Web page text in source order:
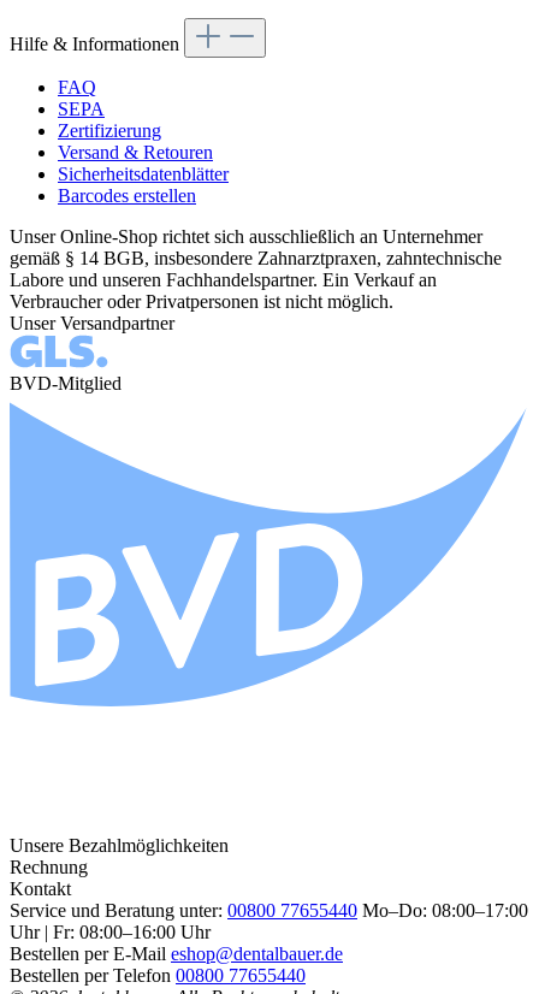
Hilfe & Informationen
FAQ
SEPA
Zertifizierung
Versand & Retouren
Sicherheitsdatenblätter
Barcodes erstellen
Unser Online-Shop richtet sich ausschließlich an Unternehmer
gemäß § 14 BGB, insbesondere Zahnarztpraxen, zahntechnische
Labore und unseren Fachhandelspartner. Ein Verkauf an
Verbraucher oder Privatpersonen ist nicht möglich.
Unser Versandpartner
BVD-Mitglied
Unsere Bezahlmöglichkeiten
Rechnung
Kontakt
Service und Beratung unter: 00800 77655440 Mo–Do: 08:00–17:00
Uhr | Fr: 08:00–16:00 Uhr
Bestellen per E-Mail eshop@dentalbauer.de
Bestellen per Telefon 00800 77655440